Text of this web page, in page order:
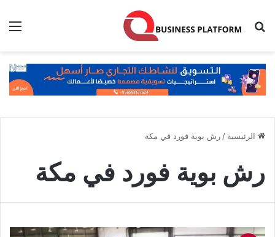
بحث عن
الرئيسية / رش بوية فورد في مكة
رش بوية فورد في مكة